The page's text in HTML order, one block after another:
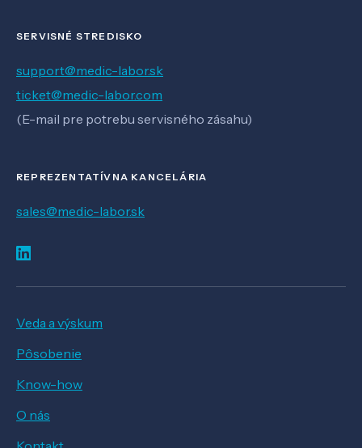
SERVISNÉ STREDISKO
support@medic-labor.sk
ticket@medic-labor.com
(E-mail pre potrebu servisného zásahu)
REPREZENTATÍVNA KANCELÁRIA
sales@medic-labor.sk
Veda a výskum
Pôsobenie
Know-how
O nás